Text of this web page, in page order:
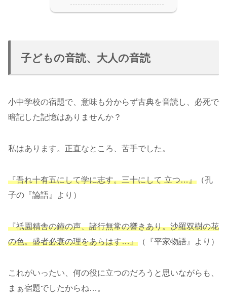
子どもの音読、大人の音読
小中学校の宿題で、意味も分からず古典を音読し、必死で
暗記した記憶はありませんか？
私はあります。正直なところ、苦手でした。
『吾れ十有五にして学に志す。三十にして 立つ…』 （孔
子の『論語』より）
『祇園精舎の鐘の声、諸行無常の響きあり。沙羅双樹の花
の色。盛者必衰の理をあらはす…』 （『平家物語』より）
これがいったい、何の役に立つのだろうと思いながらも、
まぁ宿題でしたからね…。